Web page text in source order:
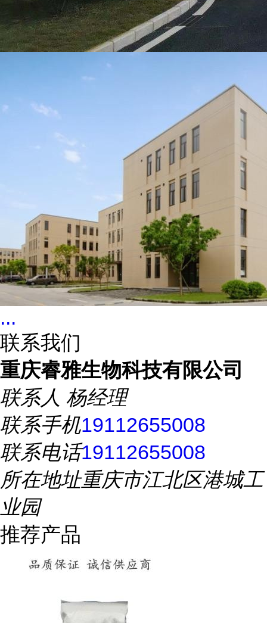
...
联系我们
重庆睿雅生物科技有限公司
联系人 杨经理
联系手机19112655008
联系电话19112655008
所在地址重庆市江北区港城工
业园
推荐产品